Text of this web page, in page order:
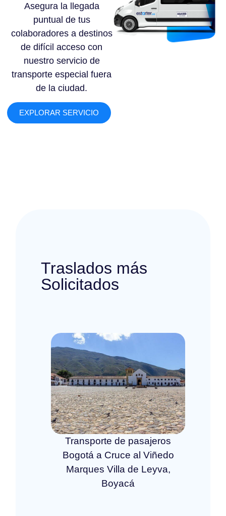
Asegura la llegada
puntual de tus
colaboradores a destinos
de difícil acceso con
nuestro servicio de
transporte especial fuera
de la ciudad.
EXPLORAR SERVICIO
Traslados más
Solicitados
Transporte de pasajeros
Bogotá a Cruce al Viñedo
Marques Villa de Leyva,
Boyacá